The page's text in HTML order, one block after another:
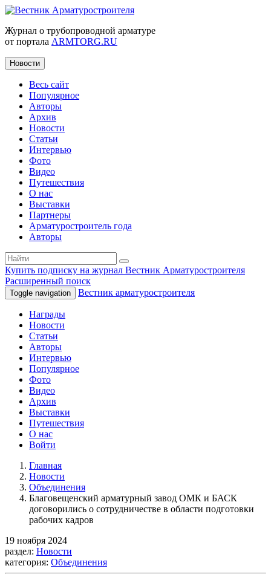
Журнал о трубопроводной арматуре
от портала ARMTORG.RU
Новости
Весь сайт
Популярное
Авторы
Архив
Новости
Статьи
Интервью
Фото
Видео
Путешествия
О нас
Выставки
Партнеры
Арматуростроитель года
Авторы
Купить подписку на журнал Вестник Арматуростроителя
Расширенный поиск
Toggle navigation Вестник арматуростроителя
Награды
Новости
Статьи
Авторы
Интервью
Популярное
Фото
Видео
Архив
Выставки
Путешествия
О нас
Войти
Главная
Новости
Объединения
Благовещенский арматурный завод ОМК и БАСК
договорились о сотрудничестве в области подготовки
рабочих кадров
19 ноября 2024
раздел: Новости
категория: Объединения